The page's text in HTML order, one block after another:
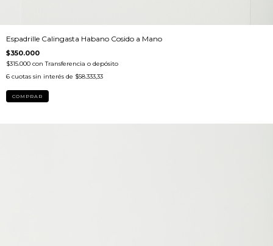
Espadrille Calingasta Habano Cosido a Mano
$350.000
$315.000 con Transferencia o depósito
6 cuotas sin interés de $58.333,33
COMPRAR